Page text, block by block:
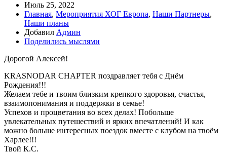
Июль 25, 2022
Главная, Мероприятия ХОГ Европа, Наши Партнеры,
Наши планы
Добавил Админ
Поделились мыслями
Дорогой Алексей!
KRASNODAR CHAPTER поздравляет тебя с Днём
Рождения!!!
Желаем тебе и твоим близким крепкого здоровья, счастья,
взаимопонимания и поддержки в семье!
Успехов и процветания во всех делах! Побольше
увлекательных путешествий и ярких впечатлений! И как
можно больше интересных поездок вместе с клубом на твоём
Харлее!!!
Твой К.С.